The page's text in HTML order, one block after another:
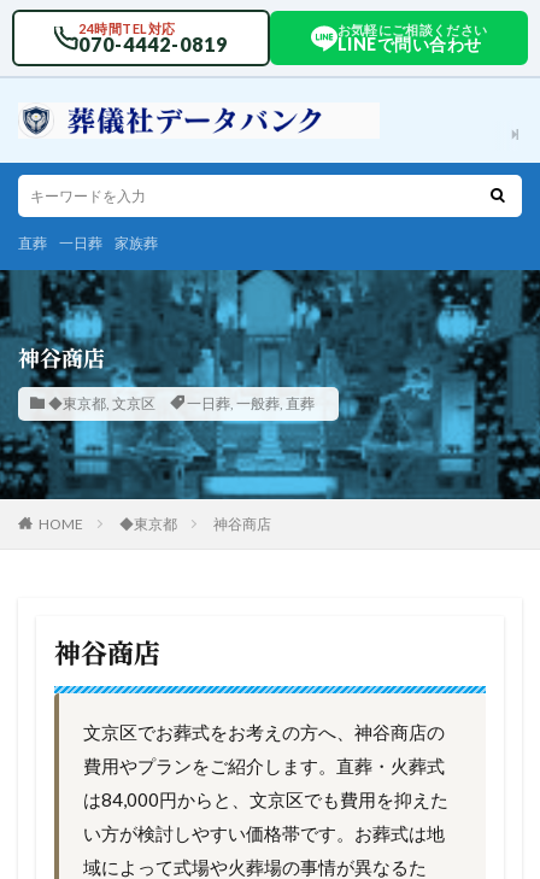
24時間TEL対応
070-4442-0819
お気軽にご相談ください
LINEで問い合わせ
直葬 一日葬 家族葬
神谷商店
◆東京都, 文京区 一日葬, 一般葬, 直葬
HOME ◆東京都 神谷商店
神谷商店
文京区でお葬式をお考えの方へ、神谷商店の
費用やプランをご紹介します。直葬・火葬式
は84,000円からと、文京区でも費用を抑えた
い方が検討しやすい価格帯です。お葬式は地
域によって式場や火葬場の事情が異なるた